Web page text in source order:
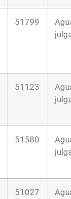
51799
51123
51580
51027